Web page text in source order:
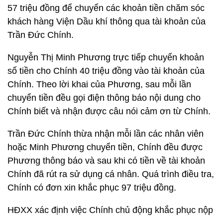
57 triệu đồng để chuyển các khoản tiền chăm sóc
khách hàng Viện Dầu khí thông qua tài khoản của
Trần Đức Chính.
Nguyễn Thị Minh Phương trực tiếp chuyển khoản
số tiền cho Chính 40 triệu đồng vào tài khoản của
Chính. Theo lời khai của Phương, sau mỗi lần
chuyển tiền đều gọi điện thông báo nội dung cho
Chính biết và nhận được câu nói cảm ơn từ Chính.
Trần Đức Chính thừa nhận mỗi lần các nhân viên
hoặc Minh Phương chuyển tiền, Chính đều được
Phương thông báo và sau khi có tiền về tài khoản
Chính đã rút ra sử dụng cá nhân. Quá trình điều tra,
Chính có đơn xin khắc phục 97 triệu đồng.
HĐXX xác định việc Chính chủ động khắc phục nộp